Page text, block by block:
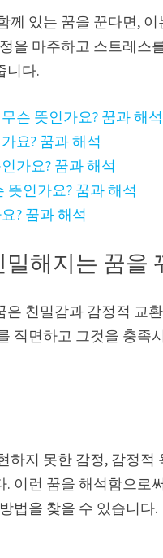
께 있는 꿈을 꾼다면,
을 마주하고 스트레스
니다.
슨 뜻인가요? 꿈과 해석
요? 꿈과 해석
가요? 꿈과 해석
뜻인가요? 꿈과 해석
? 꿈과 해석
해지는 꿈을
친밀감과 감정적 교
직면하고 그것을 충족
하지 못한 감정, 감정
이런 꿈을 해석함으로
법을 찾을 수 있습니다.